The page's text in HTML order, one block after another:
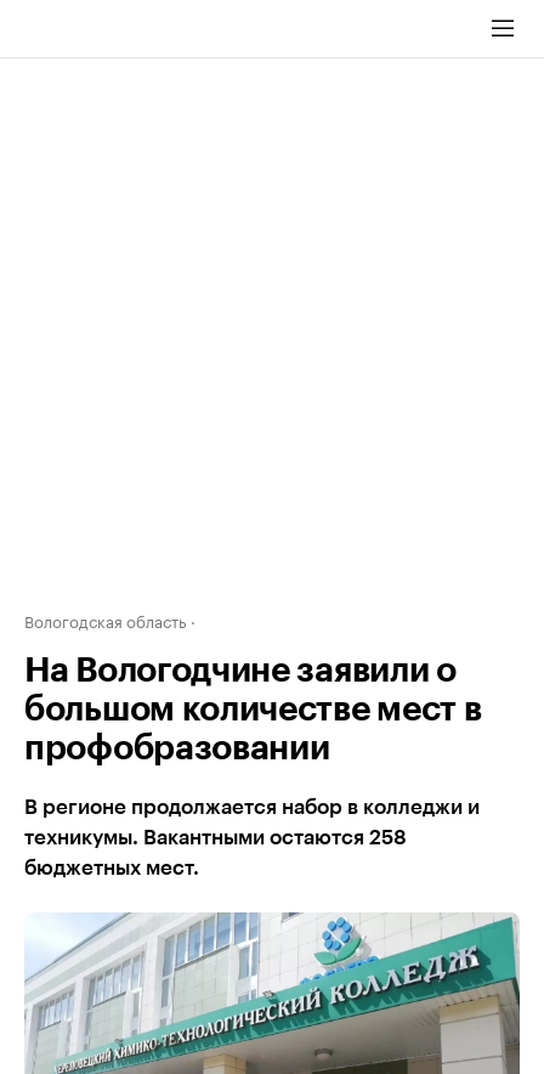
Вологодская область
На Вологодчине заявили о
большом количестве мест в
профобразовании
В регионе продолжается набор в колледжи и
техникумы. Вакантными остаются 258
бюджетных мест.